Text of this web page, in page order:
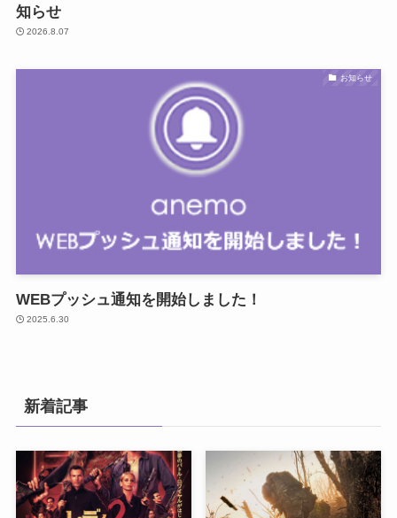
知らせ
2026.8.07
お知らせ
WEBプッシュ通知を開始しました！
2025.6.30
新着記事